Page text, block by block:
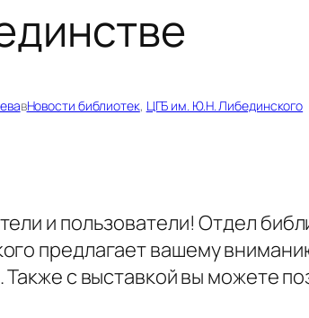
вНовости библиотек, ЦГБ им. Ю.Н. Либединского
и пользователи! Отдел
предлагает вашему
. Также с выставкой вы можете